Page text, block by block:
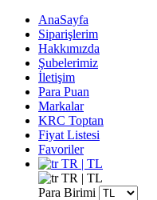
AnaSayfa
Siparişlerim
Hakkımızda
Şubelerimiz
İletişim
Para Puan
Markalar
KRC Toptan
Fiyat Listesi
Favoriler
TR | TL
TR | TL
Para Birimi